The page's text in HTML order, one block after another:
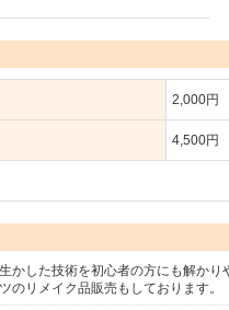
2,000円
4,500円
かした技術を初心者の方にも解か
のリメイク品販売もしております。